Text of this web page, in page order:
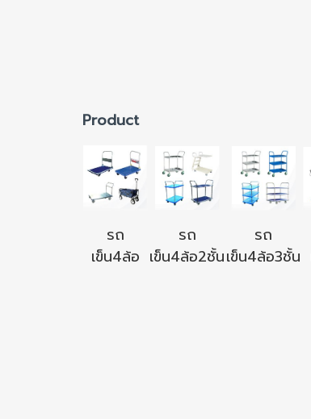
Product
รถ
เข็น4ล้อ
รถ
เข็น4ล้อ2ชั้น
รถ
เข็น4ล้อ3ชั้น